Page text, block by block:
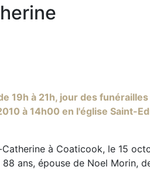
19h à 21h, jour des
à 14h00 en l'église Saint-
à Coaticook, le 15
ans, épouse de Noel Morin,